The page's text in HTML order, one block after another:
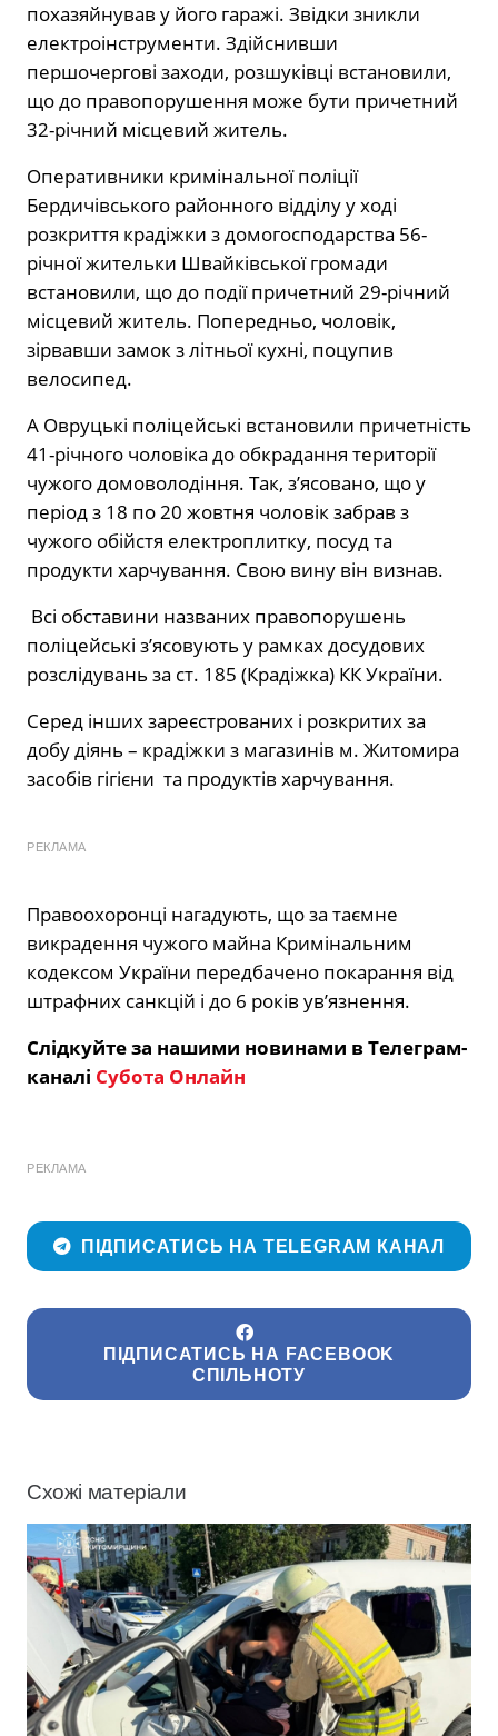
похазяйнував у його гаражі. Звідки зникли
електроінструменти. Здійснивши
першочергові заходи, розшуківці встановили,
що до правопорушення може бути причетний
32-річний місцевий житель.
Оперативники кримінальної поліції
Бердичівського районного відділу у ході
розкриття крадіжки з домогосподарства 56-
річної жительки Швайківської громади
встановили, що до події причетний 29-річний
місцевий житель. Попередньо, чоловік,
зірвавши замок з літньої кухні, поцупив
велосипед.
А Овруцькі поліцейські встановили причетність
41-річного чоловіка до обкрадання території
чужого домоволодіння. Так, з’ясовано, що у
період з 18 по 20 жовтня чоловік забрав з
чужого обійстя електроплитку, посуд та
продукти харчування. Свою вину він визнав.
Всі обставини названих правопорушень
поліцейські з’ясовують у рамках досудових
розслідувань за ст. 185 (Крадіжка) КК України.
Серед інших зареєстрованих і розкритих за
добу діянь – крадіжки з магазинів м. Житомира
засобів гігієни та продуктів харчування.
РЕКЛАМА
Правоохоронці нагадують, що за таємне
викрадення чужого майна Кримінальним
кодексом України передбачено покарання від
штрафних санкцій і до 6 років ув’язнення.
Слідкуйте за нашими новинами в Телеграм-
каналі Субота Онлайн
РЕКЛАМА
ПІДПИСАТИСЬ НА TELEGRAM КАНАЛ
ПІДПИСАТИСЬ НА FACEBOOK
СПІЛЬНОТУ
Схожі матеріали